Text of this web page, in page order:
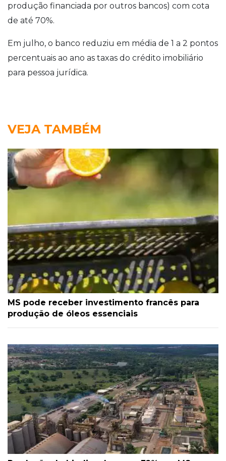
produção financiada por outros bancos) com cota
de até 70%.
Em julho, o banco reduziu em média de 1 a 2 pontos
percentuais ao ano as taxas do crédito imobiliário
para pessoa jurídica.
VEJA TAMBÉM
MS pode receber investimento francês para
produção de óleos essenciais